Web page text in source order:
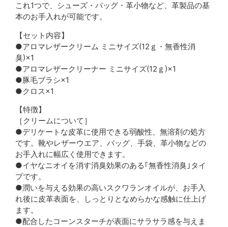
これ1つで、シューズ・バッグ・革小物など、革製品の基
本のお手入れが可能です。
【セット内容】
●アロマレザークリーム ミニサイズ(12ｇ・無香性消
臭)×1
●アロマレザークリーナー ミニサイズ(12ｇ)×1
●豚毛ブラシ×1
●クロス×1
【特徴】
［クリームについて］
●デリケートな皮革に使用できる弱酸性、無溶剤の処方
です。靴やレザーウエア、バッグ、手袋、革小物などの
お手入れに幅広く使用できます。
●イヤなニオイを消す消臭効果のある｢無香性消臭｣タイ
プです。
●潤いを与える効果の高いスクワランオイルが、お手入
れ後に皮革表面を、しっとりとなめらかな感触に仕上げ
ます。
●配合したコーンスターチが表面にサラサラ感を与えま